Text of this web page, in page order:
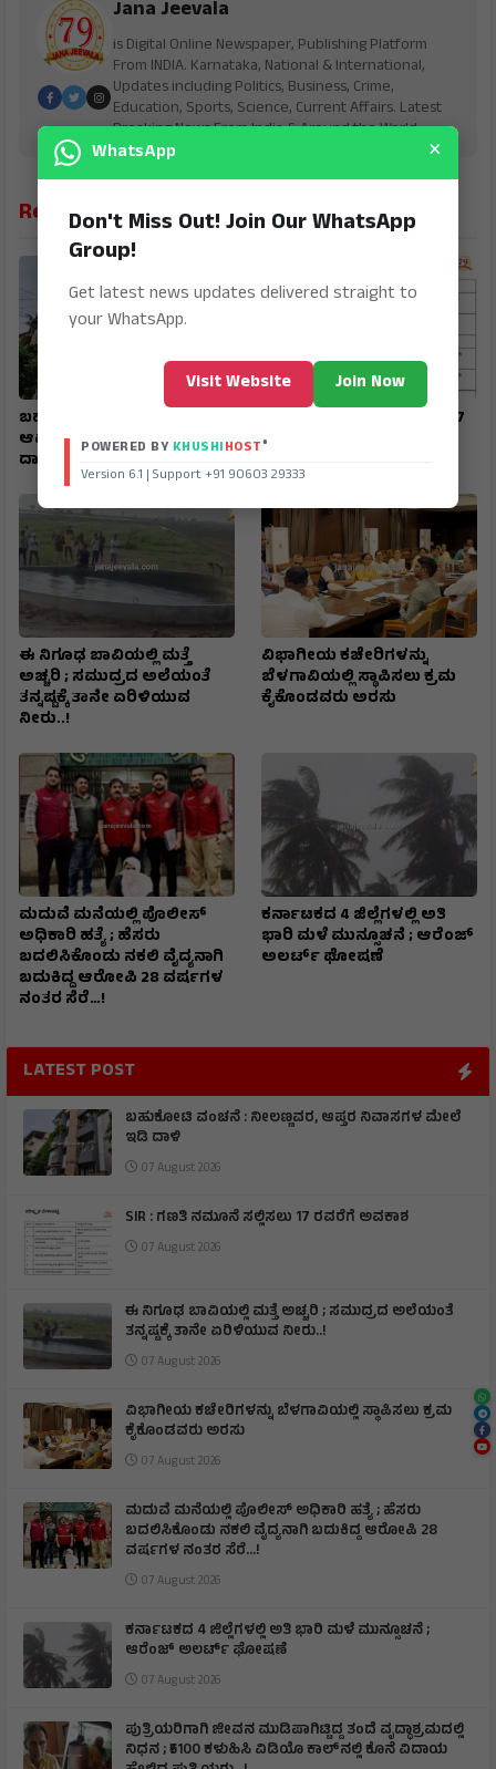
Jana Jeevala
is Digital Online Newspaper, Publishing Platform
From INDIA. Karnataka, National & International,
Updates including Politics, Business, Crime,
Education, Sports, Science, Current Affairs. Latest
Breaking News From India & Around the World.
Related News
ಬಹುಕೋಟಿ ವಂಚನೆ : ನೀಲಣ್ಣವರ,
ಆಪ್ತರ ನಿವಾಸಗಳ ಮೇಲೆ ಇಡಿ
ದಾಳಿ
SIR : ಗಣತಿ ನಮೂನೆ ಸಲ್ಲಿಸಲು 17
ರವರೆಗೆ ಅವಕಾಶ
ಈ ನಿಗೂಢ ಬಾವಿಯಲ್ಲಿ ಮತ್ತೆ
ಅಚ್ಚರಿ ; ಸಮುದ್ರದ ಅಲೆಯಂತೆ
ತನ್ನಷ್ಟಕ್ಕೆ ತಾನೇ ಏರಿಳಿಯುವ
ನೀರು..!
ವಿಭಾಗೀಯ ಕಚೇರಿಗಳನ್ನು
ಬೆಳಗಾವಿಯಲ್ಲಿ ಸ್ಥಾಪಿಸಲು ಕ್ರಮ
ಕೈಕೊಂಡವರು ಅರಸು
ಮದುವೆ ಮನೆಯಲ್ಲಿ ಪೊಲೀಸ್
ಅಧಿಕಾರಿ ಹತ್ಯೆ ; ಹೆಸರು
ಬದಲಿಸಿಕೊಂಡು ನಕಲಿ ವೈದ್ಯನಾಗಿ
ಬದುಕಿದ್ದ ಆರೋಪಿ 28 ವರ್ಷಗಳ
ನಂತರ ಸೆರೆ…!
ಕರ್ನಾಟಕದ 4 ಜಿಲ್ಲೆಗಳಲ್ಲಿ ಅತಿ
ಭಾರಿ ಮಳೆ ಮುನ್ಸೂಚನೆ ; ಆರೆಂಜ್‌
ಅಲರ್ಟ್‌ ಘೋಷಣೆ
LATEST POST
ಬಹುಕೋಟಿ ವಂಚನೆ : ನೀಲಣ್ಣವರ, ಆಪ್ತರ ನಿವಾಸಗಳ ಮೇಲೆ
ಇಡಿ ದಾಳಿ
07 August 2026
SIR : ಗಣತಿ ನಮೂನೆ ಸಲ್ಲಿಸಲು 17 ರವರೆಗೆ ಅವಕಾಶ
07 August 2026
ಈ ನಿಗೂಢ ಬಾವಿಯಲ್ಲಿ ಮತ್ತೆ ಅಚ್ಚರಿ ; ಸಮುದ್ರದ ಅಲೆಯಂತೆ
ತನ್ನಷ್ಟಕ್ಕೆ ತಾನೇ ಏರಿಳಿಯುವ ನೀರು..!
07 August 2026
ವಿಭಾಗೀಯ ಕಚೇರಿಗಳನ್ನು ಬೆಳಗಾವಿಯಲ್ಲಿ ಸ್ಥಾಪಿಸಲು ಕ್ರಮ
ಕೈಕೊಂಡವರು ಅರಸು
07 August 2026
ಮದುವೆ ಮನೆಯಲ್ಲಿ ಪೊಲೀಸ್ ಅಧಿಕಾರಿ ಹತ್ಯೆ ; ಹೆಸರು
ಬದಲಿಸಿಕೊಂಡು ನಕಲಿ ವೈದ್ಯನಾಗಿ ಬದುಕಿದ್ದ ಆರೋಪಿ 28
ವರ್ಷಗಳ ನಂತರ ಸೆರೆ…!
07 August 2026
ಕರ್ನಾಟಕದ 4 ಜಿಲ್ಲೆಗಳಲ್ಲಿ ಅತಿ ಭಾರಿ ಮಳೆ ಮುನ್ಸೂಚನೆ ;
ಆರೆಂಜ್‌ ಅಲರ್ಟ್‌ ಘೋಷಣೆ
07 August 2026
ಪುತ್ರಿಯರಿಗಾಗಿ ಜೀವನ ಮುಡಿಪಾಗಿಟ್ಟಿದ್ದ ತಂದೆ ವೃದ್ಧಾಶ್ರಮದಲ್ಲಿ
ನಿಧನ ; ₹5100 ಕಳುಹಿಸಿ ವಿಡಿಯೊ ಕಾಲ್‌ನಲ್ಲಿ ಕೊನೆ ವಿದಾಯ
WhatsApp ×
Don't Miss Out! Join Our WhatsApp
Group!
Get latest news updates delivered straight to
your WhatsApp.
Visit Website Join Now
POWERED BY KHUSHIHOST®
Version 6.1 | Support +91 90603 29333